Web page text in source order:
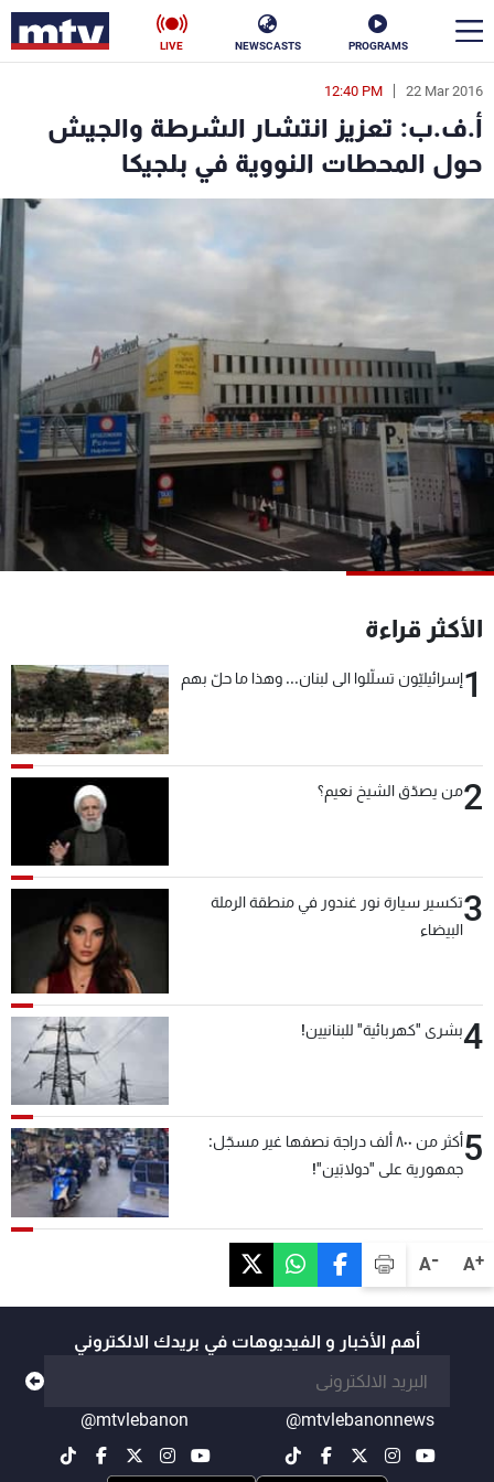
PROGRAMS
NEWSCASTS
LIVE
A+
A-
22 Mar 2016
12:40 PM
أ.ف.ب: تعزيز انتشار الشرطة والجيش
حول المحطات النووية في بلجيكا
الأكثر قراءة
1إسرائيليّون تسلّلوا الى لبنان... وهذا ما حلّ بهم
2من يصدّق الشيخ نعيم؟
3تكسير سيارة نور غندور في منطقة الرملة
البيضاء
4بشرى "كهربائية" للبنانيين!
5
أكثر من ٨٠٠ ألف دراجة نصفها غير مسجّل:
جمهورية على "دولابَين"!
أهم الأخبار و الفيديوهات في بريدك الالكتروني
@mtvlebanonnews
@mtvlebanon
en
الأخبار
سياسة ناس
فن
رياضة
كأس العالم
البرامج
جدول البرامج
شاهد البرامج
الترددات
عن MTV
الإنـتـاج
شروط الإسـتخدام
سياسة الخصوصية